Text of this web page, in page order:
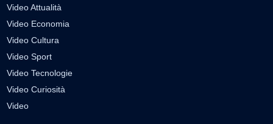
Video Attualità
Video Economia
Video Cultura
Video Sport
Video Tecnologie
Video Curiosità
Video